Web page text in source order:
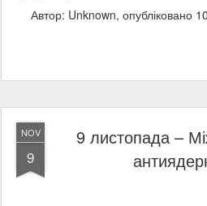
Автор: Unknown, опубліковано
NOV
9
9 листопада –